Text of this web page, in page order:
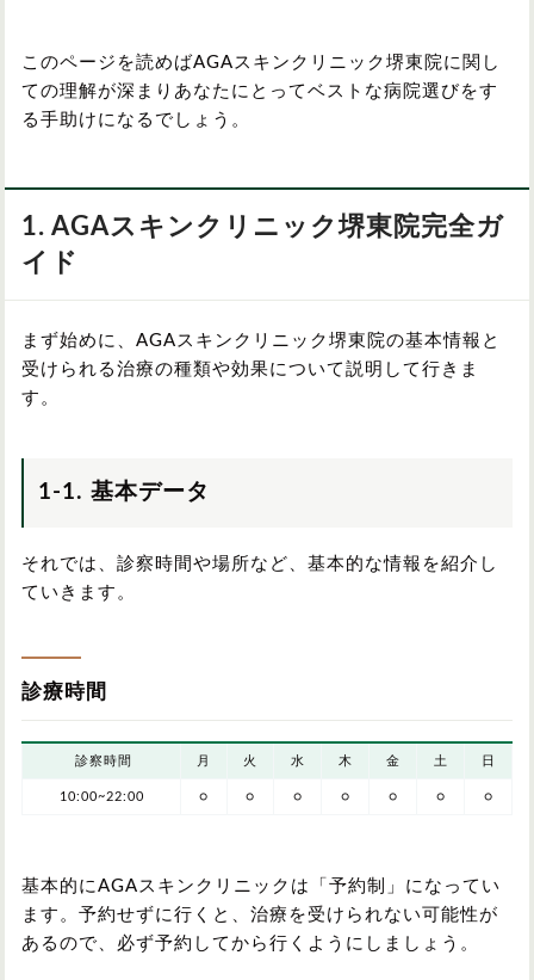
このページを読めばAGAスキンクリニック堺東院に関し
ての理解が深まりあなたにとってベストな病院選びをす
る手助けになるでしょう。
1. AGAスキンクリニック堺東院完全ガ
イド
まず始めに、AGAスキンクリニック堺東院の基本情報と
受けられる治療の種類や効果について説明して行きま
す。
1-1. 基本データ
それでは、診察時間や場所など、基本的な情報を紹介し
ていきます。
診療時間
診察時間 月 火 水 木 金 土 日
10:00~22:00 ○ ○ ○ ○ ○ ○ ○
基本的にAGAスキンクリニックは「予約制」になってい
ます。予約せずに行くと、治療を受けられない可能性が
あるので、必ず予約してから行くようにしましょう。